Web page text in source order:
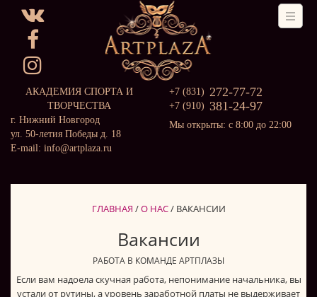
АКАДЕМИЯ СПОРТА И
ТВОРЧЕСТВА
г. Нижний Новгород
ул. 50-летия Победы д. 18
E-mail: info@artplaza.ru
+7 (831) 272-77-72
+7 (910) 381-24-97
Мы открыты: с 8:00 до 22:00
ГЛАВНАЯ /О НАС/ ВАКАНСИИ
Вакансии
РАБОТА В КОМАНДЕ АРТПЛАЗЫ
Если вам надоела скучная работа, непонимание начальника, вы
устали от рутины, а уровень заработной платы не выдерживает